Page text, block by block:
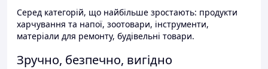
Серед категорій, що найбільше зростають: продукти
харчування та напої, зоотовари, інструменти,
матеріали для ремонту, будівельні товари.
Зручно, безпечно, вигідно